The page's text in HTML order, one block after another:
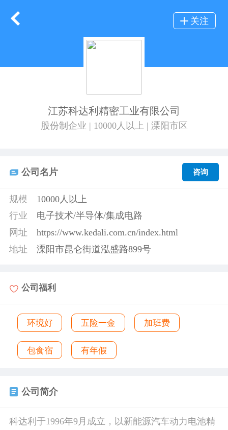
关注
江苏科达利精密工业有限公司
股份制企业 | 10000人以上 | 溧阳市区
公司名片 咨询
规模
10000人以上
行业
电子技术/半导体/集成电路
网址
https://www.kedali.com.cn/index.html
地址
溧阳市昆仑街道泓盛路899号
公司福利
环境好 五险一金 加班费
包食宿 有年假
公司简介
科达利于1996年9月成立，以新能源汽车动力电池精